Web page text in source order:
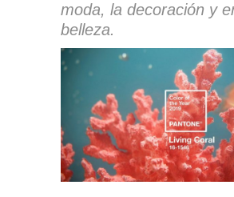
moda, la decoración y
belleza.